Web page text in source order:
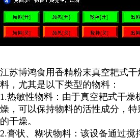
江苏博鸿食用香精粉末真空耙式干
料，尤其是以下类型的物料：
1.热敏性物料：由于真空耙式干燥
燥，可以保持物料的活性成分，
的干燥。
2.膏状、糊状物料：该设备通过搅